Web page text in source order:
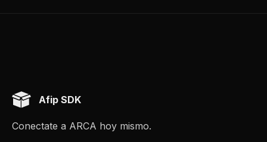
Afip SDK
Conectate a ARCA hoy mismo.